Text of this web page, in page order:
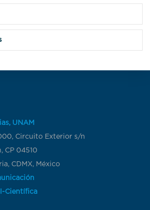
UNAM
Circuito Exterior s/n
CP 04510
CDMX, México
Científica